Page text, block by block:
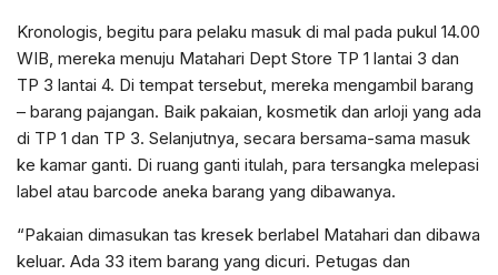
Kronologis, begitu para pelaku masuk di mal pada pukul 14.00
WIB, mereka menuju Matahari Dept Store TP 1 lantai 3 dan
TP 3 lantai 4. Di tempat tersebut, mereka mengambil barang
– barang pajangan. Baik pakaian, kosmetik dan arloji yang ada
di TP 1 dan TP 3. Selanjutnya, secara bersama-sama masuk
ke kamar ganti. Di ruang ganti itulah, para tersangka melepasi
label atau barcode aneka barang yang dibawanya.
“Pakaian dimasukan tas kresek berlabel Matahari dan dibawa
keluar. Ada 33 item barang yang dicuri. Petugas dan